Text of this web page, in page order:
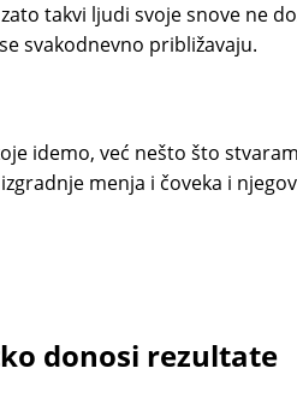
takvi ljudi svoje snove ne
svakodnevno približavaju.
idemo, već nešto što
menja i čoveka i
donosi rezultate